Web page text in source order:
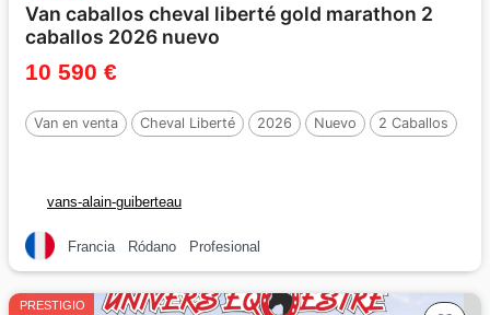
Van caballos cheval liberté gold marathon 2
caballos 2026 nuevo
10 590 €
Van en venta Cheval Liberté 2026 Nuevo 2 Caballos
vans-alain-guiberteau
Francia Ródano Profesional
PRESTIGIO